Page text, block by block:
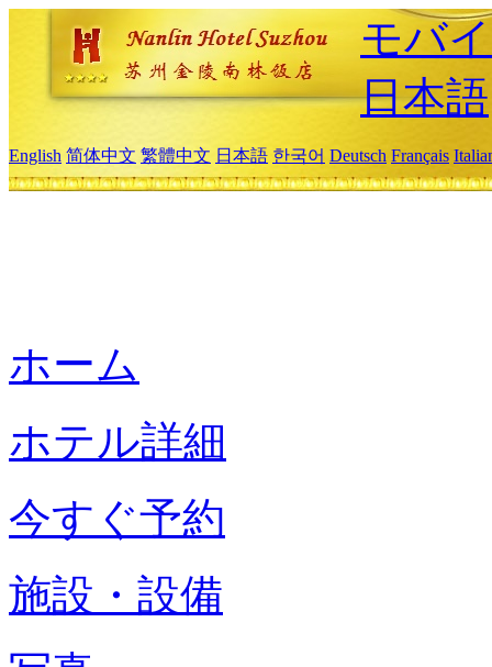
モバ
日本語
English 简体中文 繁體中文 日本語 한국어 Deutsch Français
ホーム
ホテル詳細
今すぐ予約
施設・設備